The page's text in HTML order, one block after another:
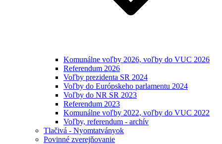
Komunálne voľby 2026, voľby do VUC 2026
Referendum 2026
Voľby prezidenta SR 2024
Voľby do Európskeho parlamentu 2024
Voľby do NR SR 2023
Referendum 2023
Komunálne voľby 2022, voľby do VUC 2022
Voľby, referendum - archív
Tlačivá - Nyomtatványok
Povinné zverejňovanie